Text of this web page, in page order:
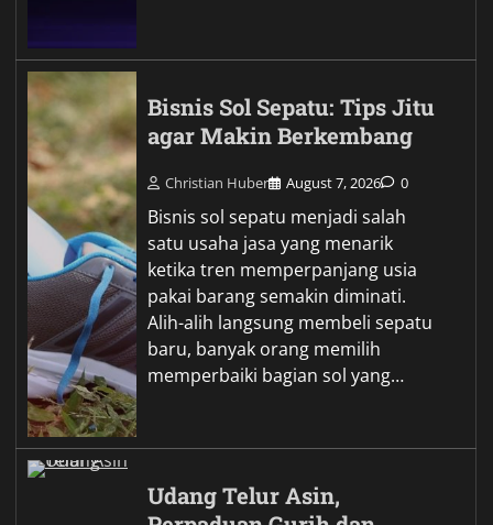
Bisnis Sol Sepatu: Tips Jitu
agar Makin Berkembang
Christian Huber August 7, 2026 0
Bisnis sol sepatu menjadi salah
satu usaha jasa yang menarik
ketika tren memperpanjang usia
pakai barang semakin diminati.
Alih-alih langsung membeli sepatu
baru, banyak orang memilih
memperbaiki bagian sol yang…
Udang Telur Asin,